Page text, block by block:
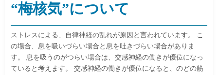
“梅核気”について
ストレスによる、自律神経の乱れが原因と言われています。 こ
の場合、息を吸いづらい場合と息を吐きづらい場合がありま
す。 息を吸うのがつらい場合は、交感神経の働きが優位になっ
ていると考えます。 交感神経の働きが優位になると、のどの筋